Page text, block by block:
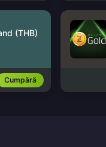
(THB)
Cumpără